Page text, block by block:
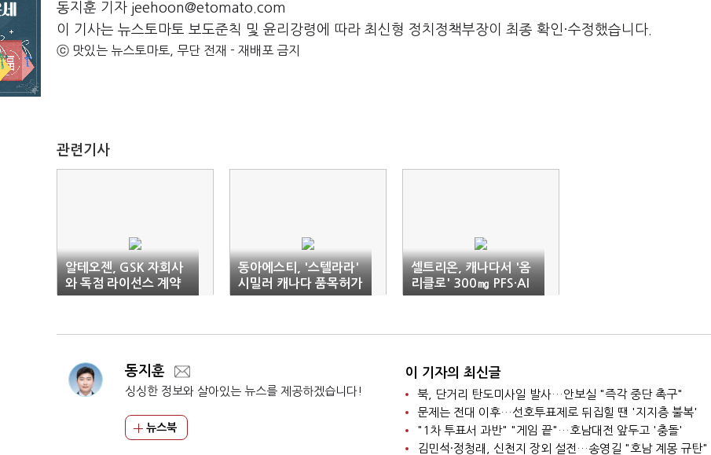
동지훈 기자 jeehoon@etomato.com
이 기사는 뉴스토마토 보도준칙 및 윤리강령에 따라 최신형 정치정책부장이 최종 확인·수정했습니다.
ⓒ 맛있는 뉴스토마토, 무단 전재 - 재배포 금지
관련기사
알테오젠, GSK 자회사
와 독점 라이선스 계약
동아에스티, '스텔라라'
시밀러 캐나다 품목허가
획득
셀트리온, 캐나다서 '옴
리클로' 300㎎ PFS·AI
제형 허가
동지훈
싱싱한 정보와 살아있는 뉴스를 제공하겠습니다!
뉴스북
이 기자의 최신글
북, 단거리 탄도미사일 발사…안보실 "즉각 중단 촉구"
문제는 전대 이후…선호투표제로 뒤집힐 땐 '지지층 불복'
"1차 투표서 과반" "게임 끝"…호남대전 앞두고 '충돌'
김민석·정청래, 신천지 장외 설전…송영길 "호남 계몽 규탄"